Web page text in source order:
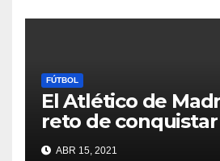
FÚTBOL
El Atlético de
reto de
ABR 15, 2021